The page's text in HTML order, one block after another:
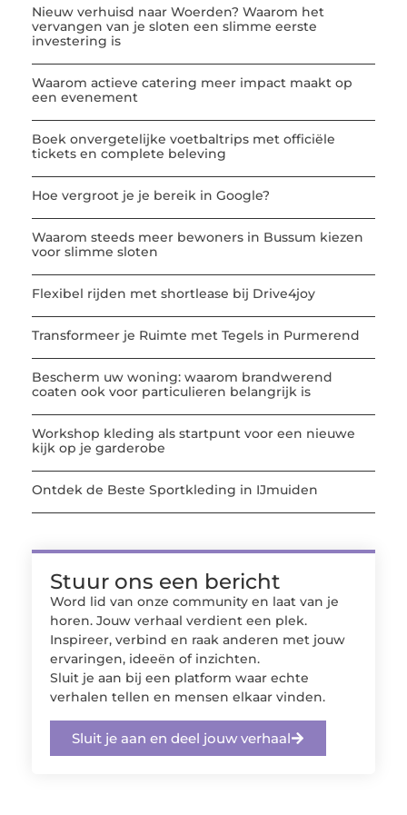
Nieuw verhuisd naar Woerden? Waarom het
vervangen van je sloten een slimme eerste
investering is
Waarom actieve catering meer impact maakt op
een evenement
Boek onvergetelijke voetbaltrips met officiële
tickets en complete beleving
Hoe vergroot je je bereik in Google?
Waarom steeds meer bewoners in Bussum kiezen
voor slimme sloten
Flexibel rijden met shortlease bij Drive4joy
Transformeer je Ruimte met Tegels in Purmerend
Bescherm uw woning: waarom brandwerend
coaten ook voor particulieren belangrijk is
Workshop kleding als startpunt voor een nieuwe
kijk op je garderobe
Ontdek de Beste Sportkleding in IJmuiden
Stuur ons een bericht
Word lid van onze community en laat van je
horen. Jouw verhaal verdient een plek.
Inspireer, verbind en raak anderen met jouw
ervaringen, ideeën of inzichten.
Sluit je aan bij een platform waar echte
verhalen tellen en mensen elkaar vinden.
Sluit je aan en deel jouw verhaal